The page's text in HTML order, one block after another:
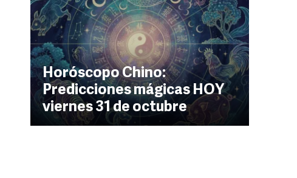
Horóscopo Chino:
Predicciones mágicas HOY
viernes 31 de octubre